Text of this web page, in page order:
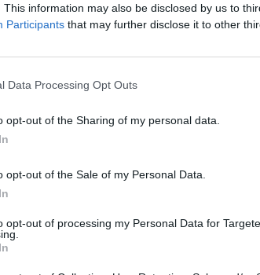
This information may also be disclosed by us to
Participants that may further disclose it to other
Data Processing Opt Outs
opt-out of the Sharing of my personal data.
opt-out of the Sale of my Personal Data.
opt-out of processing my Personal Data for
9 στους 10
με
ΔιαΝΕΟσις: Το
Έλληνες
ΜΚΟ